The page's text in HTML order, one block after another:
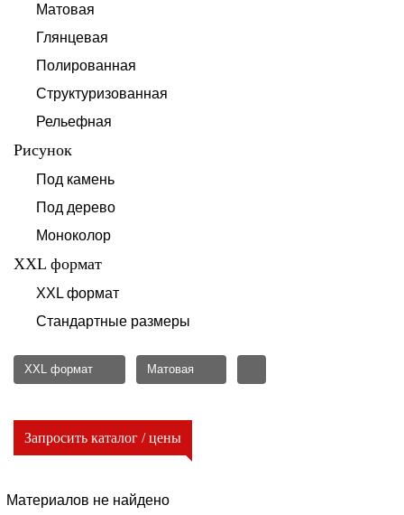
Матовая
Глянцевая
Полированная
Структуризованная
Рельефная
Рисунок
Под камень
Под дерево
Моноколор
XXL формат
XXL формат
Стандартные размеры
XXL формат Матовая
Запросить каталог / цены
Материалов не найдено